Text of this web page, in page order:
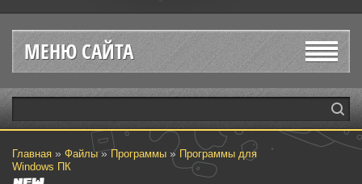
МЕНЮ САЙТА
Главная » Файлы»Программы » Программы для
Windows ПК